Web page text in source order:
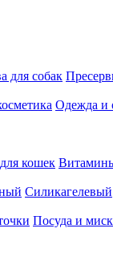
для собак
Одежда и
кошек
Силикагелевый
Посуда и